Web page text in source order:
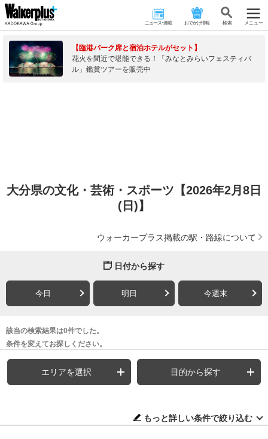
ニュース･連載 おでかけ情報 検 索 メニュー
【臨港パーク席と宿泊ホテルがセット】
花火を間近で堪能できる！「みなとみらいフェスティバ
ル」鑑賞ツアーを販売中
大分県の文化・芸術・スポーツ【2026年2月8日
(日)】
ウォーカープラス掲載の駅・路線について
日付から探す
今日 明日 今週末
該当の検索結果は0件でした。
条件を変えてお探しください。
エリアを選択 目的から探す
もっと詳しい条件で絞り込む